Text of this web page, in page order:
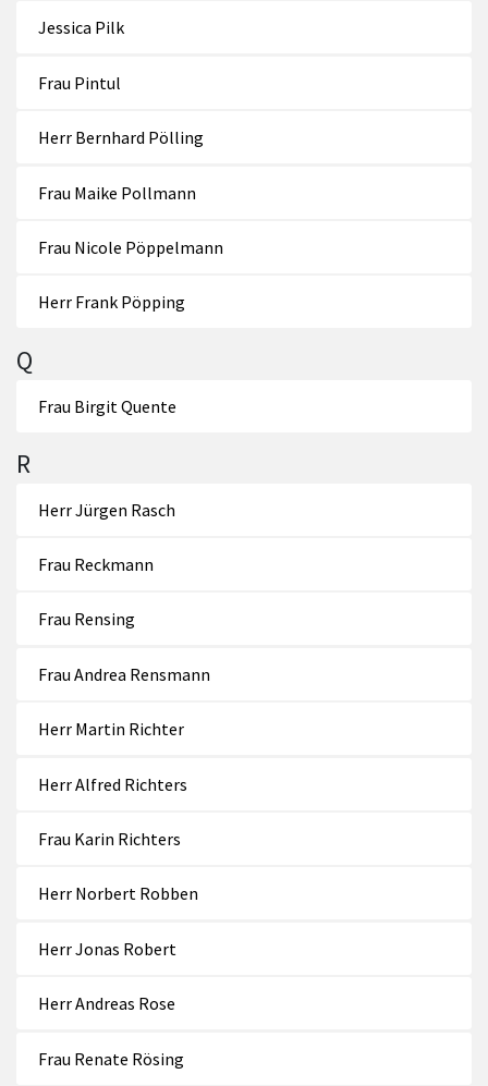
Jessica Pilk
Frau Pintul
Herr Bernhard Pölling
Frau Maike Pollmann
Frau Nicole Pöppelmann
Herr Frank Pöpping
Q
Frau Birgit Quente
R
Herr Jürgen Rasch
Frau Reckmann
Frau Rensing
Frau Andrea Rensmann
Herr Martin Richter
Herr Alfred Richters
Frau Karin Richters
Herr Norbert Robben
Herr Jonas Robert
Herr Andreas Rose
Frau Renate Rösing